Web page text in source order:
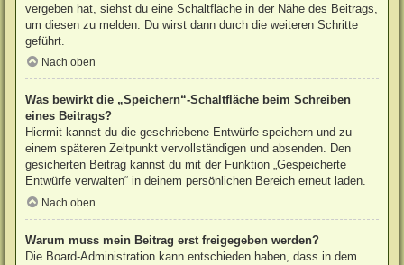
vergeben hat, siehst du eine Schaltfläche in der Nähe des Beitrags,
um diesen zu melden. Du wirst dann durch die weiteren Schritte
geführt.
Nach oben
Was bewirkt die „Speichern“-Schaltfläche beim Schreiben
eines Beitrags?
Hiermit kannst du die geschriebene Entwürfe speichern und zu
einem späteren Zeitpunkt vervollständigen und absenden. Den
gesicherten Beitrag kannst du mit der Funktion „Gespeicherte
Entwürfe verwalten“ in deinem persönlichen Bereich erneut laden.
Nach oben
Warum muss mein Beitrag erst freigegeben werden?
Die Board-Administration kann entschieden haben, dass in dem